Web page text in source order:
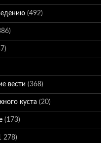
(492)
вести (368)
куста (20)
(173)
278)